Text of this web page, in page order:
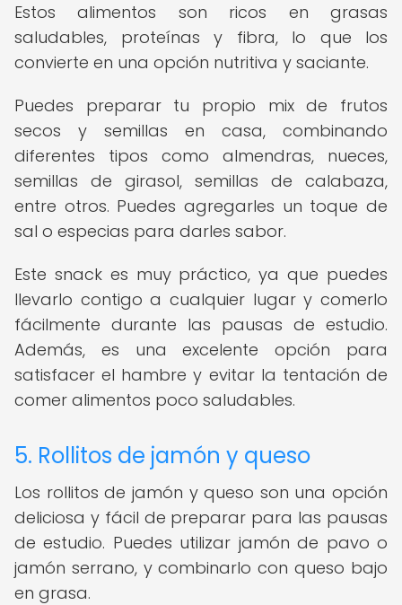
Estos alimentos son ricos en grasas
saludables, proteínas y fibra, lo que los
convierte en una opción nutritiva y saciante.
Puedes preparar tu propio mix de frutos
secos y semillas en casa, combinando
diferentes tipos como almendras, nueces,
semillas de girasol, semillas de calabaza,
entre otros. Puedes agregarles un toque de
sal o especias para darles sabor.
Este snack es muy práctico, ya que puedes
llevarlo contigo a cualquier lugar y comerlo
fácilmente durante las pausas de estudio.
Además, es una excelente opción para
satisfacer el hambre y evitar la tentación de
comer alimentos poco saludables.
5. Rollitos de jamón y queso
Los rollitos de jamón y queso son una opción
deliciosa y fácil de preparar para las pausas
de estudio. Puedes utilizar jamón de pavo o
jamón serrano, y combinarlo con queso bajo
en grasa.